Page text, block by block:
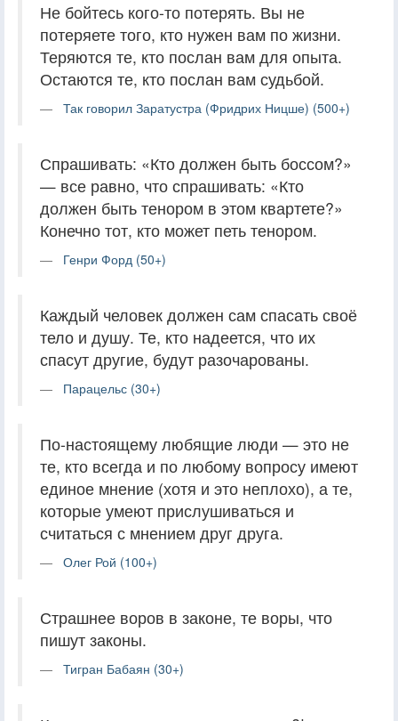
Не бойтесь кого-то потерять. Вы не
потеряете того, кто нужен вам по жизни.
Теряются те, кто послан вам для опыта.
Остаются те, кто послан вам судьбой.
Так говорил Заратустра (Фридрих Ницше) (500+)
Спрашивать: «Кто должен быть боссом?»
— все равно, что спрашивать: «Кто
должен быть тенором в этом квартете?»
Конечно тот, кто может петь тенором.
Генри Форд (50+)
Каждый человек должен сам спасать своё
тело и душу. Те, кто надеется, что их
спасут другие, будут разочарованы.
Парацельс (30+)
По-настоящему любящие люди — это не
те, кто всегда и по любому вопросу имеют
единое мнение (хотя и это неплохо), а те,
которые умеют прислушиваться и
считаться с мнением друг друга.
Олег Рой (100+)
Страшнее воров в законе, те воры, что
пишут законы.
Тигран Бабаян (30+)